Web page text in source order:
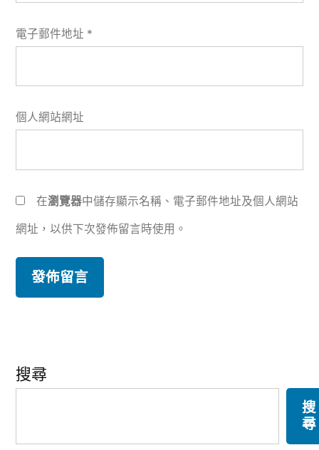
電子郵件地址 *
個人網站網址
在瀏覽器中儲存顯示名稱、電子郵件地址及個人網站
網址，以供下次發佈留言時使用。
搜尋
搜
尋